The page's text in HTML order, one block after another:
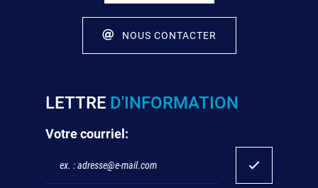
NOUS CONTACTER
LETTRE D'INFORMATION
Votre courriel: